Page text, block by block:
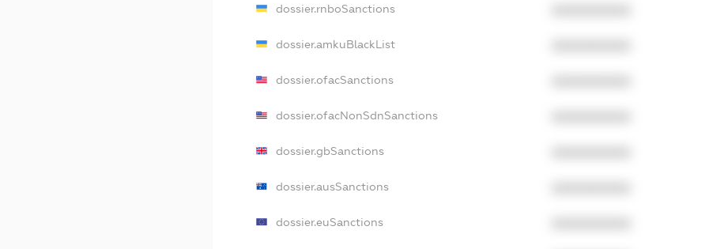
dossier.rnboSanctions
dossier.amkuBlackList
dossier.ofacSanctions
dossier.ofacNonSdnSanctions
dossier.gbSanctions
dossier.ausSanctions
dossier.euSanctions